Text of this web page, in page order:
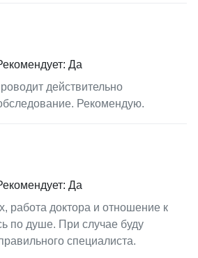
Да
действительно
Рекомендую.
Да
работа доктора и отношение к
по душе. При случае буду
специалиста.